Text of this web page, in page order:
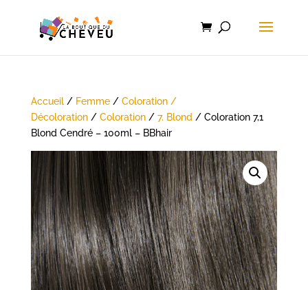
Accueil/ Femme/ Coloration /
Décoloration/ Coloration/ 7. Blond / Coloration 7,1
Blond Cendré – 100ml – BBhair